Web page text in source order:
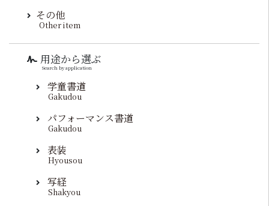
その他
Other item
用途から選ぶ
Search by application
学童書道
Gakudou
パフォーマンス書道
Gakudou
表装
Hyousou
写経
Shakyou